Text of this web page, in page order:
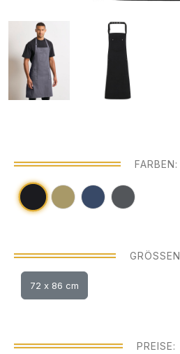
FARBEN:
GRÖSSEN:
72 x 86 cm
PREISE: